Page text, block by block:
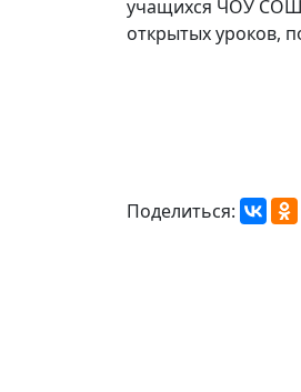
учащихся ЧОУ СОШ
открытых уроков,
Поделиться: